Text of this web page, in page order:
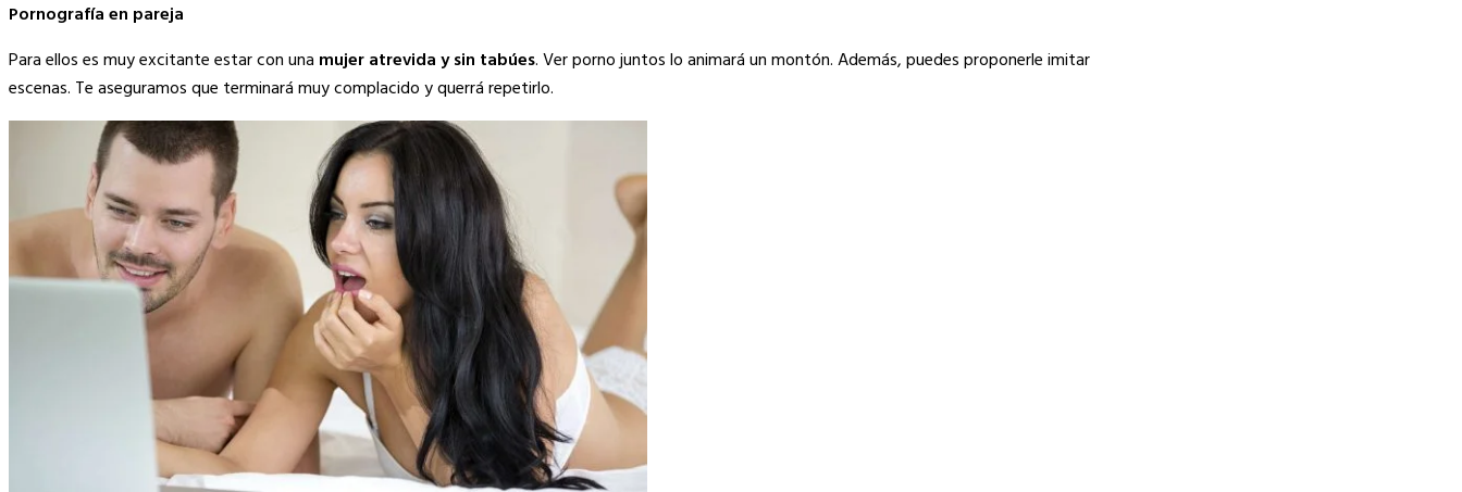
Pornografía en pareja
Para ellos es muy excitante estar con una mujer atrevida y sin tabúes. Ver porno juntos lo animará un montón. Además, puedes proponerle imitar
escenas. Te aseguramos que terminará muy complacido y querrá repetirlo.